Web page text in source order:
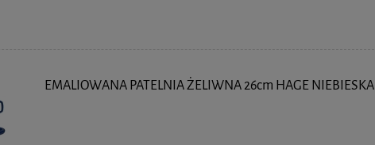
EMALIOWANA PATELNIA ŻELIWNA 26cm HAGE NIEBIESKA